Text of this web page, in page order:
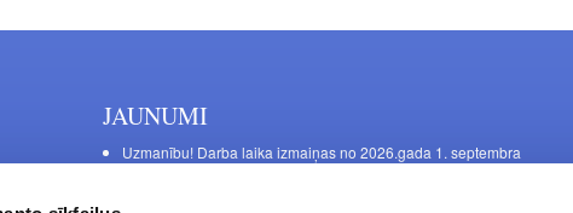
JAUNUMI
Uzmanību! Darba laika izmaiņas no 2026.gada 1. septembra